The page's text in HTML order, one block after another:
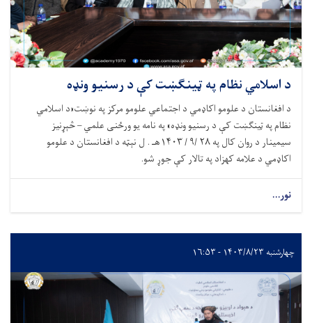
د اسلامي نظام په ټینګښت کې د رسنیو ونډه
د افغانستان د علومو اکاډمي د اجتماعي علومو مرکز په نوښت«د اسلامي
نظام په ټینګښت کې د رسنیو ونډه» په نامه یو ورځنی علمي – څېړنیز
سیمینار د روان کال په ۲۸ /۹ / ۱۴۰۳هـ . ل نېټه د افغانستان د علومو
اکاډمي د علامه کهزاد په تالار کې جوړ شو.
نور...
چهارشنبه ۱۴۰۳/۸/۲۳ - ۱۶:۵۳